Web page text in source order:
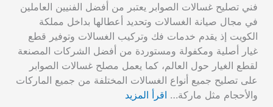
فني تصليح غسالات الصوابر يعتبر من أفضل الفنيين العاملين
في مجال صيانة الغسالات وتحديد أعطالها بداخل مملكة
الكويت إذ يقدم خدمات فك وتركيب الغسالات وتوفير قطع
غيار أصلية ومكفولة ومستوردة من أفضل الشركات المصنعة
لقطع الغيار حول العالم، كما يعمل مصلح غسالات الصوابر
على تصليح جميع أنواع الغسالات المختلفة من جميع الماركات
والأحجام مثل ماركة… اقرأ المزيد